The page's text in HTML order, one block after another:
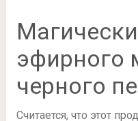
эфирного
черного
Считается, что этот